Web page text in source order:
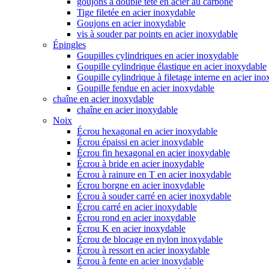
Tige filetée en acier inoxydable
Goujons en acier inoxydable
vis à souder par points en acier inoxydable
Épingles
Goupilles cylindriques en acier inoxydable
Goupille cylindrique élastique en acier inoxydable
Goupille cylindrique à filetage interne en acier
Goupille fendue en acier inoxydable
chaîne en acier inoxydable
chaîne en acier inoxydable
Noix
Écrou hexagonal en acier inoxydable
Écrou épaissi en acier inoxydable
Écrou fin hexagonal en acier inoxydable
Écrou à bride en acier inoxydable
Écrou à rainure en T en acier inoxydable
Écrou borgne en acier inoxydable
Écrou à souder carré en acier inoxydable
Écrou carré en acier inoxydable
Écrou rond en acier inoxydable
Écrou K en acier inoxydable
Écrou de blocage en nylon inoxydable
Écrou à ressort en acier inoxydable
Écrou à fente en acier inoxydable